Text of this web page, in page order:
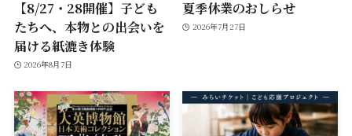
【8/27・28開催】子ども
たちへ、本物との出会いを
届ける紙漉き体験
2026年8月7日
夏季休業のおしらせ
2026年7月27日